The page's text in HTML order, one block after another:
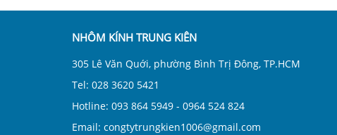
NHÔM KÍNH TRUNG KIÊN
305 Lê Văn Quới, phường Bình Trị Đông, TP.HCM
Tel: 028 3620 5421
Hotline: 093 864 5949 - 0964 524 824
Email: congtytrungkien1006@gmail.com